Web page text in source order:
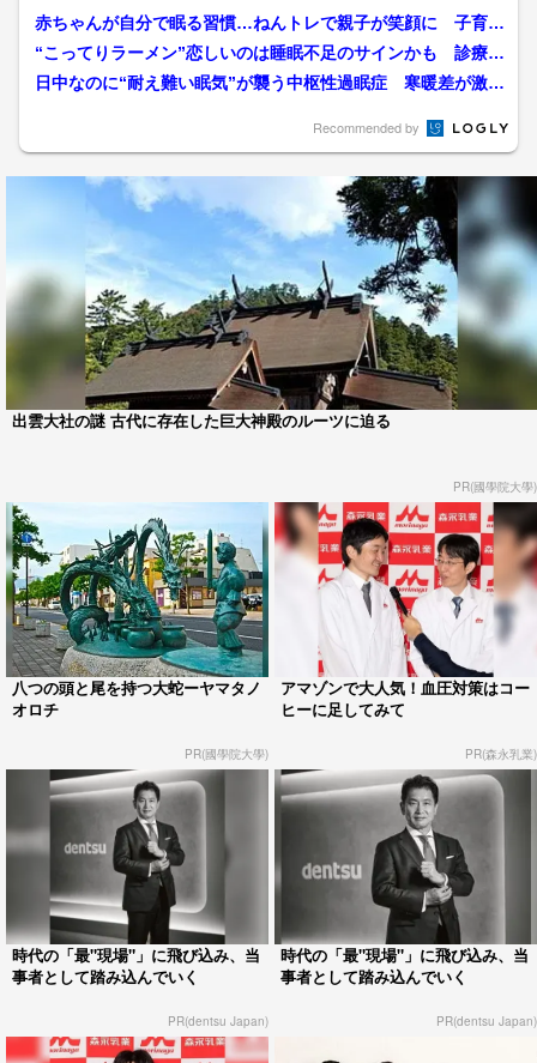
赤ちゃんが自分で眠る習慣…ねんトレで親子が笑顔に 子育て
1年目で小澤陽子アナが出...
“こってりラーメン”恋しいのは睡眠不足のサインかも 診療科
追加で「睡眠障害」は病...
日中なのに“耐え難い眠気”が襲う中枢性過眠症 寒暖差が激し
Recommended by
出雲大社の謎 古代に存在した巨大神殿のルーツに迫る
PR(國學院大學)
八つの頭と尾を持つ大蛇ーヤマタノ
オロチ
PR(國學院大學)
アマゾンで大人気！血圧対策はコー
ヒーに足してみて
PR(森永乳業)
時代の「最"現場"」に飛び込み、当
事者として踏み込んでいく
PR(dentsu Japan)
時代の「最"現場"」に飛び込み、当
事者として踏み込んでいく
PR(dentsu Japan)